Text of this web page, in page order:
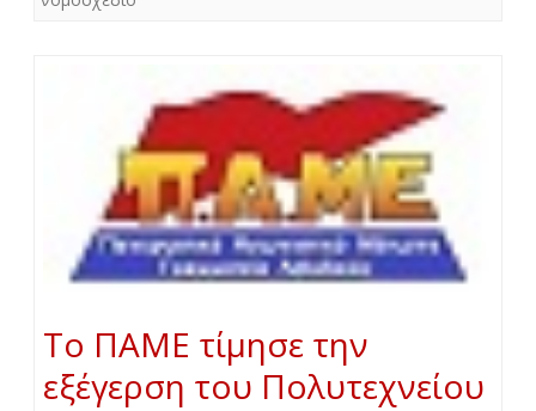
Το ΠΑΜΕ τίμησε την
εξέγερση του Πολυτεχνείου